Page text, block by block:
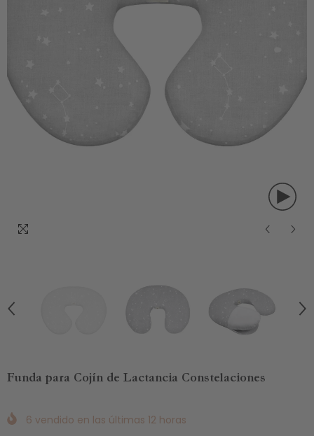
Funda para Cojín de Lactancia Constelaciones
6 vendido en las últimas 12 horas